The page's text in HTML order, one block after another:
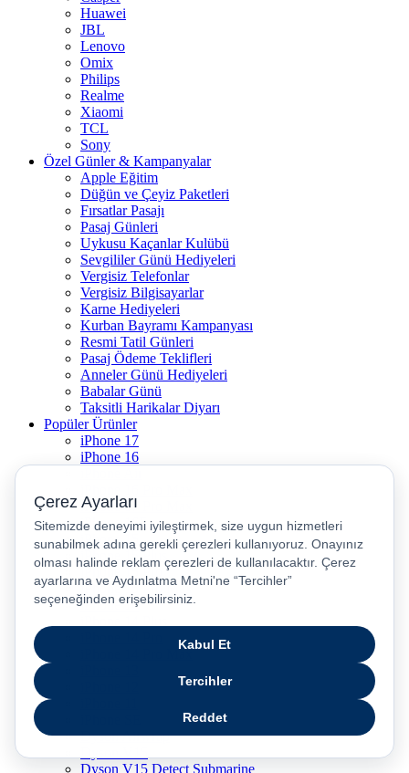
Huawei
JBL
Lenovo
Omix
Philips
Realme
Xiaomi
TCL
Sony
Özel Günler & Kampanyalar
Apple Eğitim
Düğün ve Çeyiz Paketleri
Fırsatlar Pasajı
Pasaj Günleri
Uykusu Kaçanlar Kulübü
Sevgililer Günü Hediyeleri
Vergisiz Telefonlar
Vergisiz Bilgisayarlar
Karne Hediyeleri
Kurban Bayramı Kampanyası
Resmi Tatil Günleri
Pasaj Ödeme Teklifleri
Anneler Günü Hediyeleri
Babalar Günü
Taksitli Harikalar Diyarı
Popüler Ürünler
iPhone 17
iPhone 16
iPhone 17 Pro Max
iPhone 16E
iPhone 15
iPhone 15 Plus
iPhone 15 Pro
iPhone 15 Pro Max
iPhone 14
iPhone 14 Pro Max
Dyson Airwrap
Dyson V15 Detect Submarine